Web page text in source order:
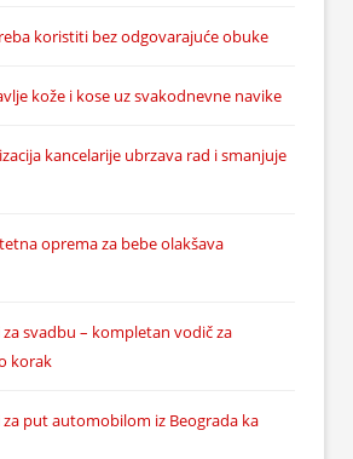
koristiti bez odgovarajuće obuke
kože i kose uz svakodnevne navike
kancelarije ubrzava rad i smanjuje
oprema za bebe olakšava
svadbu – kompletan vodič za
korak
put automobilom iz Beograda ka